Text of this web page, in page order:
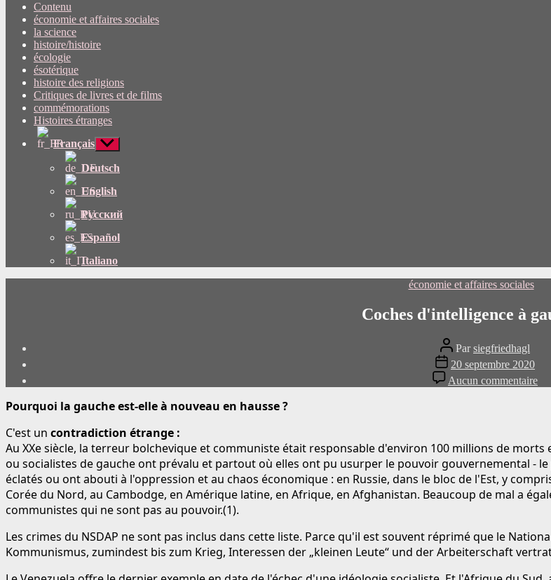
Contenu
économie et affaires sociales
la science
histoire/histoire
écologie
ésotérique
histoire des religions
Critiques de livres et de films
commémorations
Histoires étranges
Français Afficher
le
sous-
menu
Deutsch
English
Русский
Español
Italiano
Catégories
économie et affaires sociales
Coches d'intelligence à
Auteur
du
message
Parsiegfriedhagl
Date
de
publication
20 septembre 2020
Aucun commentaire
Pourquoi la gauche est-elle à nouveau en hausse ?
C'est un contradiction étrange :
Au XXe siècle, la terreur bolchevique et communiste était responsable d'environ 100 millions de
ou socialistes de gauche ont prévalu et partout où elles ont pu usurper le pouvoir gouvernemental -
éclatés ou ont abouti à l'oppression et au chaos économique : en Russie, dans le bloc de l'Est, y
Corée du Nord, au Cambodge, en Amérique latine, en Afrique, en Afghanistan. Beaucoup de mal a
communistes qui ne sont pas au pouvoir.(1).
Les crimes du NSDAP ne sont pas inclus dans cette liste. Parce qu'il est souvent réprimé que le
Kommunismus, zumindest bis zum Krieg, Interessen der „kleinen Leute“ und der Arbeiterschaft